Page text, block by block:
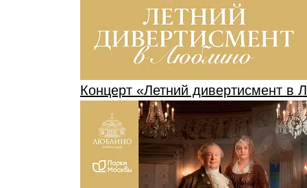
Концерт «Летний дивертисмент в